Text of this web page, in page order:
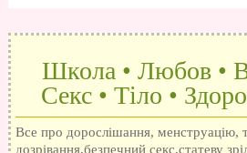
Школа • Любов •
Секс • Тіло •
Все про дорослішання, менструацію,
дозрівання,безпечний секс,статеву